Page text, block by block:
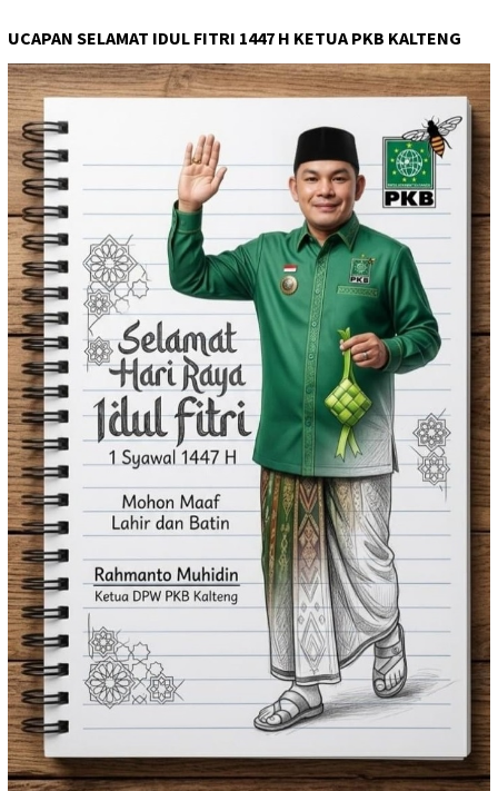
UCAPAN SELAMAT IDUL FITRI 1447 H KETUA PKB KALTENG